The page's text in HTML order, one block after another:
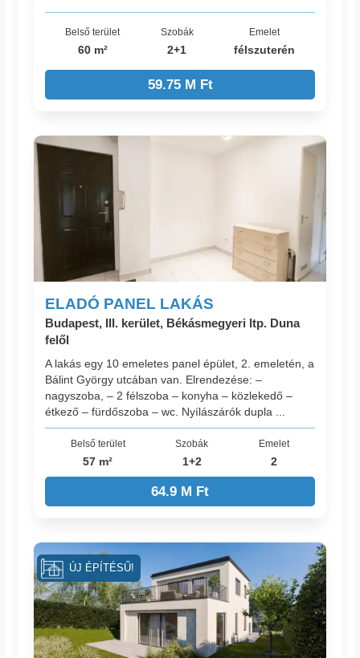
Belső terület
60 m²
Szobák
2+1
Emelet
félszuterén
59.75 M Ft
ELADÓ PANEL LAKÁS
Budapest, III. kerület, Békásmegyeri ltp. Duna
felől
A lakás egy 10 emeletes panel épület, 2. emeletén, a
Bálint György utcában van. Elrendezése: –
nagyszoba, – 2 félszoba – konyha – közlekedő –
étkező – fürdőszoba – wc. Nyílászárók dupla ...
Belső terület
57 m²
Szobák
1+2
Emelet
2
64.9 M Ft
ÚJ ÉPÍTÉSŰ!